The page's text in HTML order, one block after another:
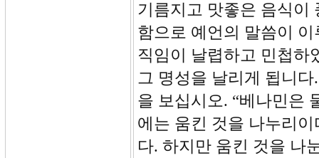
기름지고 맛좋은 음식이
함으로 예언의 말씀이
직임이 날렵하고 민첩하
그 명성을 날리게 됩니
을 보십시오. “베나민은
에는 움킨 것을 나누리
다. 하지만 움킨 것을 나